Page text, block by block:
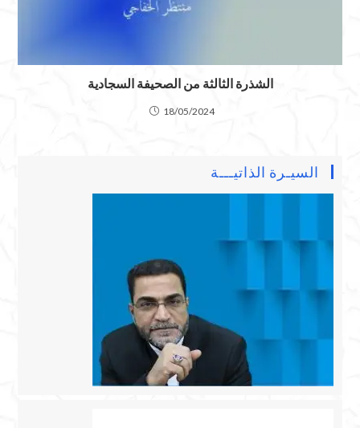
الشذرة الثالثة من الصحيفة السجادية
18/05/2024
السيـرة الذاتيـــة